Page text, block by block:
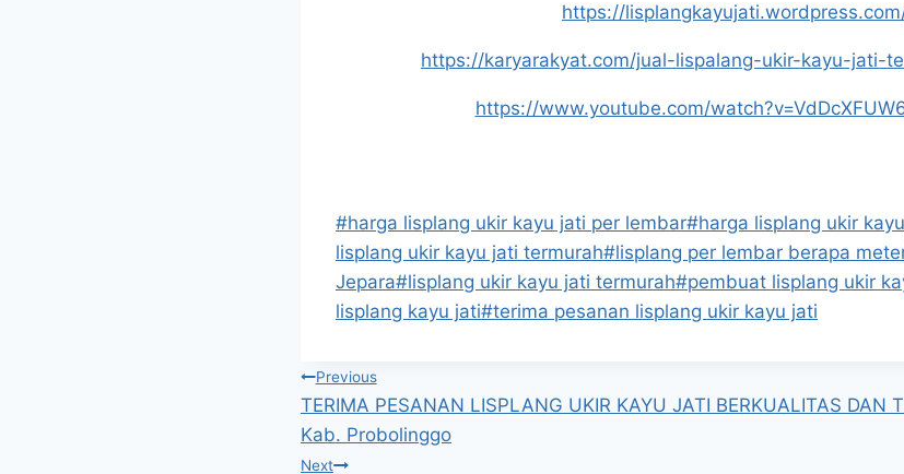
https://
https://karyarakyat.com/jual-lispalang-ukir-kayu-jati-
https://www.youtube.com/
#harga lisplang ukir kayu jati per lembar#harga lisplang ukir
lisplang ukir kayu jati termurah#lisplang per lembar berapa
Jepara#lisplang ukir kayu jati termurah#pembuat lisplang ukir
lisplang kayu jati#terima pesanan lisplang ukir kayu jati
Previous
TERIMA PESANAN LISPLANG UKIR KAYU JATI BERKUALITAS DAN
Kab. Probolinggo
Next